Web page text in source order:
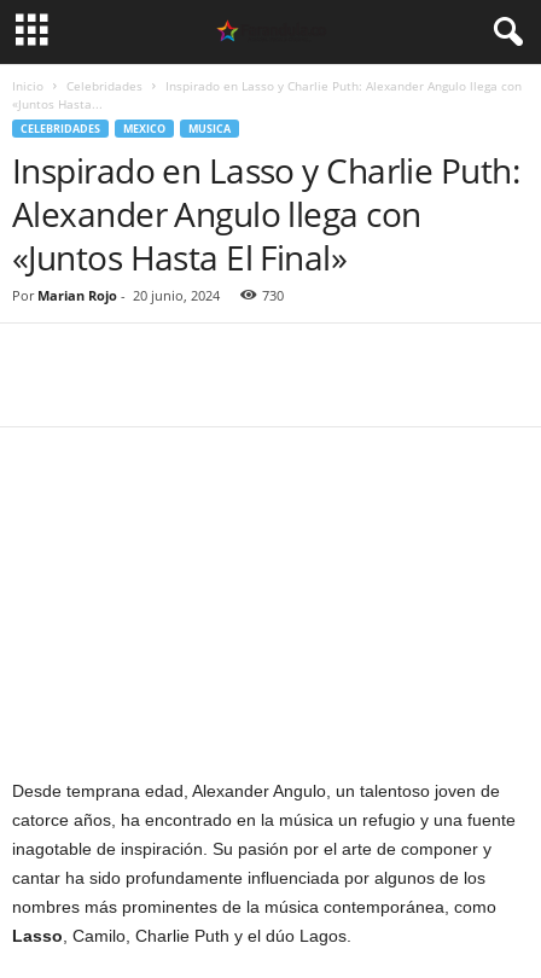
Inicio Celebridades
Inspirado en Lasso y Charlie Puth: Alexander Angulo llega con
«Juntos Hasta...
CELEBRIDADES MEXICO MUSICA
Inspirado en Lasso y Charlie Puth:
Alexander Angulo llega con
«Juntos Hasta El Final»
Por Marian Rojo - 20 junio, 2024 730
Desde temprana edad, Alexander Angulo, un talentoso joven de
catorce años, ha encontrado en la música un refugio y una fuente
inagotable de inspiración. Su pasión por el arte de componer y
cantar ha sido profundamente influenciada por algunos de los
nombres más prominentes de la música contemporánea, como
Lasso , Camilo, Charlie Puth y el dúo Lagos.